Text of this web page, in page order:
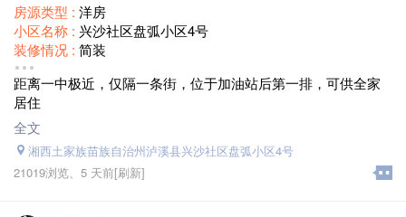
房源类型 : 洋房
小区名称 : 兴沙社区盘弧小区4号
装修情况 : 简装
房屋配套 :
面积 :70平方米
月租金 :
距离一中极近，仅隔一条街，位于加油站后第一排，可供全家
居住
全文
湘西土家族苗族自治州泸溪县兴沙社区盘弧小区4号
21019浏览、 5 天前[刷新]